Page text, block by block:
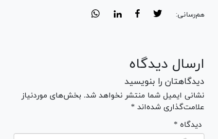
هم‌رسانی:
ارسال دیدگاه
دیدگاهتان را بنویسید
نشانی ایمیل شما منتشر نخواهد شد. بخش‌های موردنیاز
علامت‌گذاری شده‌اند *
* دیدگاه